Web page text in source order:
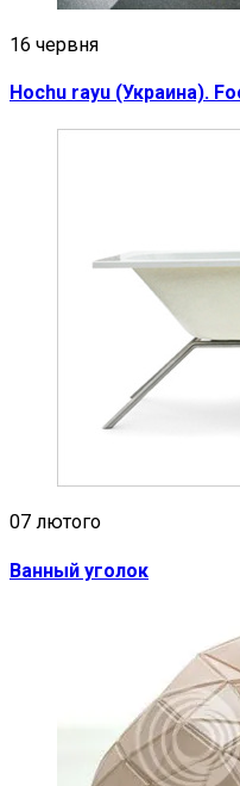
16 червня
Hochu rayu (Украина).
07 лютого
Ванный уголок